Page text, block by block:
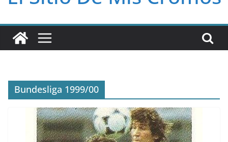
Bundesliga 1999/00